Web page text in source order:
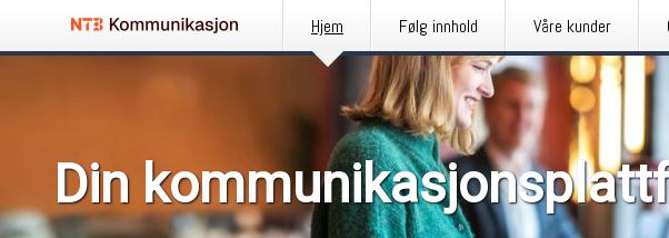
Hjem Følg innhold Våre kunder
Din